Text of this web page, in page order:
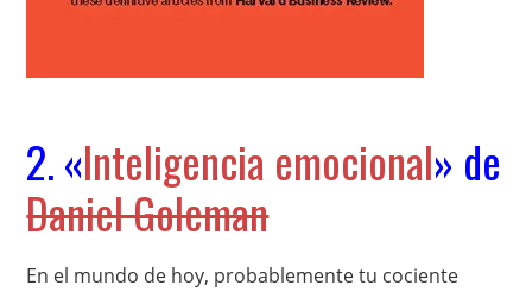
2. «Inteligencia emocional» de
Daniel Goleman
En el mundo de hoy, probablemente tu cociente